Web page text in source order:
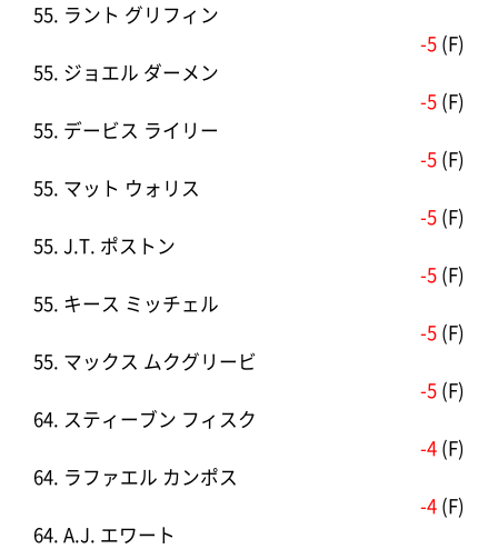
55. ラント グリフィン
-5 (F)
55. ジョエル ダーメン
-5 (F)
55. デービス ライリー
-5 (F)
55. マット ウォリス
-5 (F)
55. J.T. ポストン
-5 (F)
55. キース ミッチェル
-5 (F)
55. マックス ムクグリービ
-5 (F)
64. スティーブン フィスク
-4 (F)
64. ラファエル カンポス
-4 (F)
64. A.J. エワート